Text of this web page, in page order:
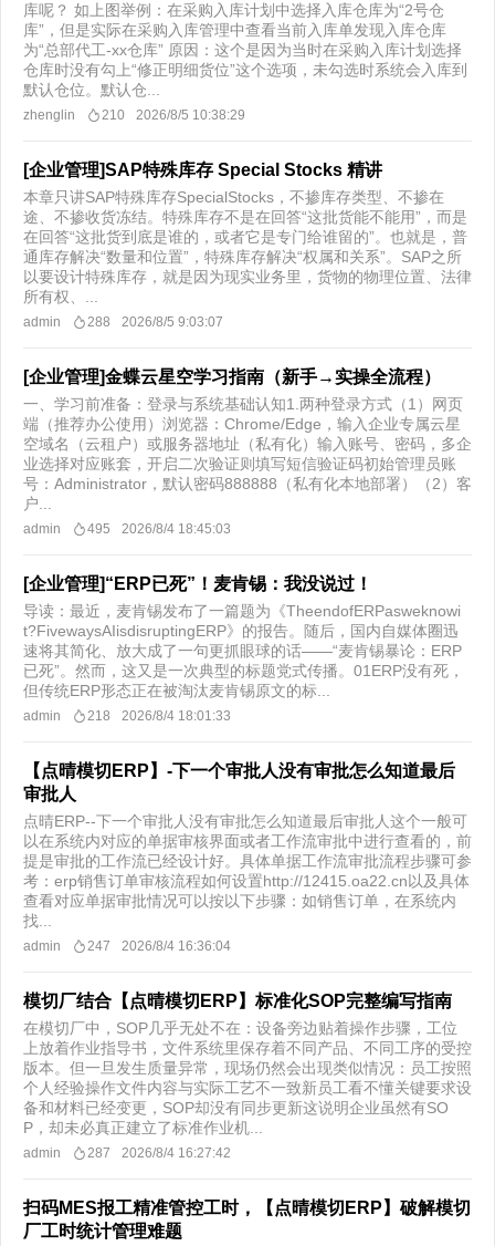
库呢？ 如上图举例：在采购入库计划中选择入库仓库为“2号仓
库”，但是实际在采购入库管理中查看当前入库单发现入库仓库
为“总部代工-xx仓库” 原因：这个是因为当时在采购入库计划选择
仓库时没有勾上“修正明细货位”这个选项，未勾选时系统会入库到
默认仓位。默认仓...
zhenglin 210 2026/8/5 10:38:29
[企业管理]SAP特殊库存 Special Stocks 精讲
本章只讲SAP特殊库存SpecialStocks，不掺库存类型、不掺在
途、不掺收货冻结。特殊库存不是在回答“这批货能不能用”，而是
在回答“这批货到底是谁的，或者它是专门给谁留的”。也就是，普
通库存解决“数量和位置”，特殊库存解决“权属和关系”。SAP之所
以要设计特殊库存，就是因为现实业务里，货物的物理位置、法律
所有权、...
admin 288 2026/8/5 9:03:07
[企业管理]金蝶云星空学习指南（新手→实操全流程）
一、学习前准备：登录与系统基础认知1.两种登录方式（1）网页
端（推荐办公使用）浏览器：Chrome/Edge，输入企业专属云星
空域名（云租户）或服务器地址（私有化）输入账号、密码，多企
业选择对应账套，开启二次验证则填写短信验证码初始管理员账
号：Administrator，默认密码888888（私有化本地部署）（2）客
户...
admin 495 2026/8/4 18:45:03
[企业管理]“ERP已死”！麦肯锡：我没说过！
导读：最近，麦肯锡发布了一篇题为《TheendofERPasweknowi
t?FivewaysAIisdisruptingERP》的报告。随后，国内自媒体圈迅
速将其简化、放大成了一句更抓眼球的话——“麦肯锡暴论：ERP
已死”。然而，这又是一次典型的标题党式传播。01ERP没有死，
但传统ERP形态正在被淘汰麦肯锡原文的标...
admin 218 2026/8/4 18:01:33
【点晴模切ERP】-下一个审批人没有审批怎么知道最后
审批人
点晴ERP--下一个审批人没有审批怎么知道最后审批人这个一般可
以在系统内对应的单据审核界面或者工作流审批中进行查看的，前
提是审批的工作流已经设计好。具体单据工作流审批流程步骤可参
考：erp销售订单审核流程如何设置http://12415.oa22.cn​以及具体
查看对应单据审批情况可以按以下步骤：如销售订单，在系统内
找...
admin 247 2026/8/4 16:36:04
模切厂结合【点晴模切ERP】标准化SOP完整编写指南
在模切厂中，SOP几乎无处不在：设备旁边贴着操作步骤，工位
上放着作业指导书，文件系统里保存着不同产品、不同工序的受控
版本。但一旦发生质量异常，现场仍然会出现类似情况：员工按照
个人经验操作文件内容与实际工艺不一致新员工看不懂关键要求设
备和材料已经变更，SOP却没有同步更新这说明企业虽然有SO
P，却未必真正建立了标准作业机...
admin 287 2026/8/4 16:27:42
扫码MES报工精准管控工时，【点晴模切ERP】破解模切
厂工时统计管理难题